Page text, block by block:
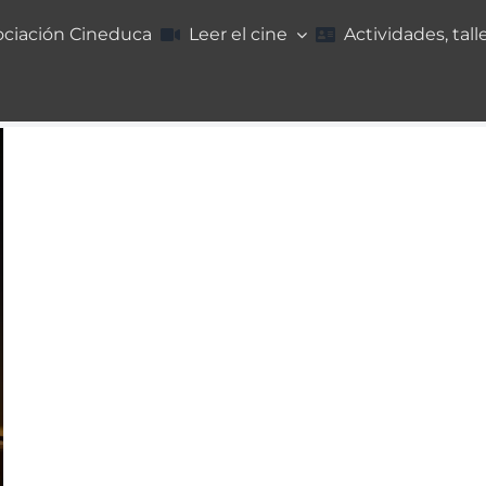
Cineduca Leer el cine Actividades,